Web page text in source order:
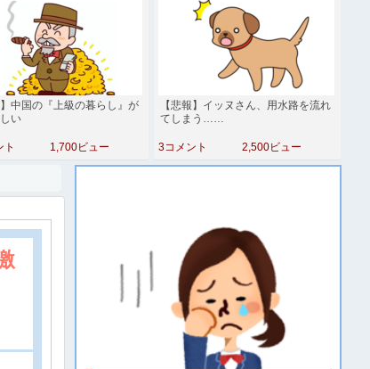
】中国の『上級の暮らし』が
い
ト 1,700ビュー
【悲報】イッヌさん、用水路を流れ
てしまう……
3コメント 2,500ビュー